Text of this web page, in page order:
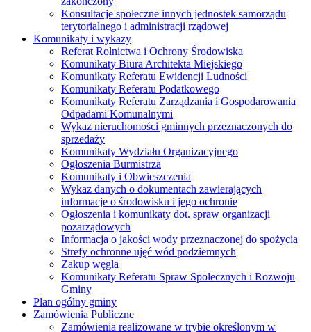
Konsultacje społeczne innych jednostek samorządu
terytorialnego i administracji rządowej
Komunikaty i wykazy
Referat Rolnictwa i Ochrony Środowiska
Komunikaty Biura Architekta Miejskiego
Komunikaty Referatu Ewidencji Ludności
Komunikaty Referatu Podatkowego
Komunikaty Referatu Zarządzania i Gospodarowania
Odpadami Komunalnymi
Wykaz nieruchomości gminnych przeznaczonych do
sprzedaży
Komunikaty Wydziału Organizacyjnego
Ogłoszenia Burmistrza
Komunikaty i Obwieszczenia
Wykaz danych o dokumentach zawierających
informacje o środowisku i jego ochronie
Ogłoszenia i komunikaty dot. spraw organizacji
pozarządowych
Informacja o jakości wody przeznaczonej do spożycia
Strefy ochronne ujęć wód podziemnych
Zakup węgla
Komunikaty Referatu Spraw Spolecznych i Rozwoju
Gminy
Plan ogólny gminy
Zamówienia Publiczne
Zamówienia realizowane w trybie określonym w